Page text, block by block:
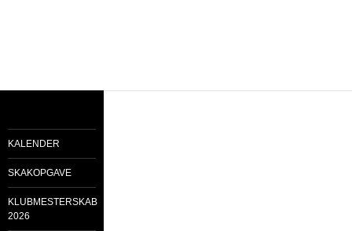
KALENDER
SKAKOPGAVE
KLUBMESTERSKAB
2026